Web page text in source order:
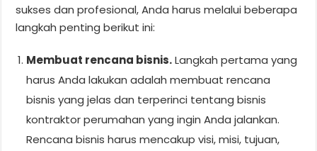
sukses dan profesional, Anda harus melalui beberapa
langkah penting berikut ini:
Membuat rencana bisnis.Langkah pertama yang
harus Anda lakukan adalah membuat rencana
bisnis yang jelas dan terperinci tentang bisnis
kontraktor perumahan yang ingin Anda jalankan.
Rencana bisnis harus mencakup visi, misi, tujuan,